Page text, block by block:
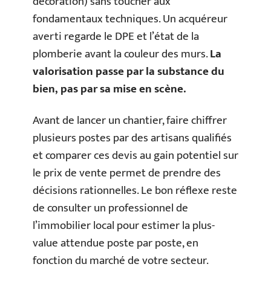
fondamentaux techniques. Un acquéreur
averti regarde le DPE et l’état de la
plomberie avant la couleur des murs.La
valorisation passe par la substance du
bien, pas par sa mise en scène.
Avant de lancer un chantier, faire chiffrer
plusieurs postes par des artisans qualifiés
et comparer ces devis au gain potentiel sur
le prix de vente permet de prendre des
décisions rationnelles. Le bon réflexe reste
de consulter un professionnel de
l’immobilier local pour estimer la plus-
value attendue poste par poste, en
fonction du marché de votre secteur.